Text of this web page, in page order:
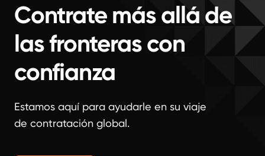
Contrate más allá de
las fronteras con
confianza
Estamos aquí para ayudarle en su viaje
de contratación global.